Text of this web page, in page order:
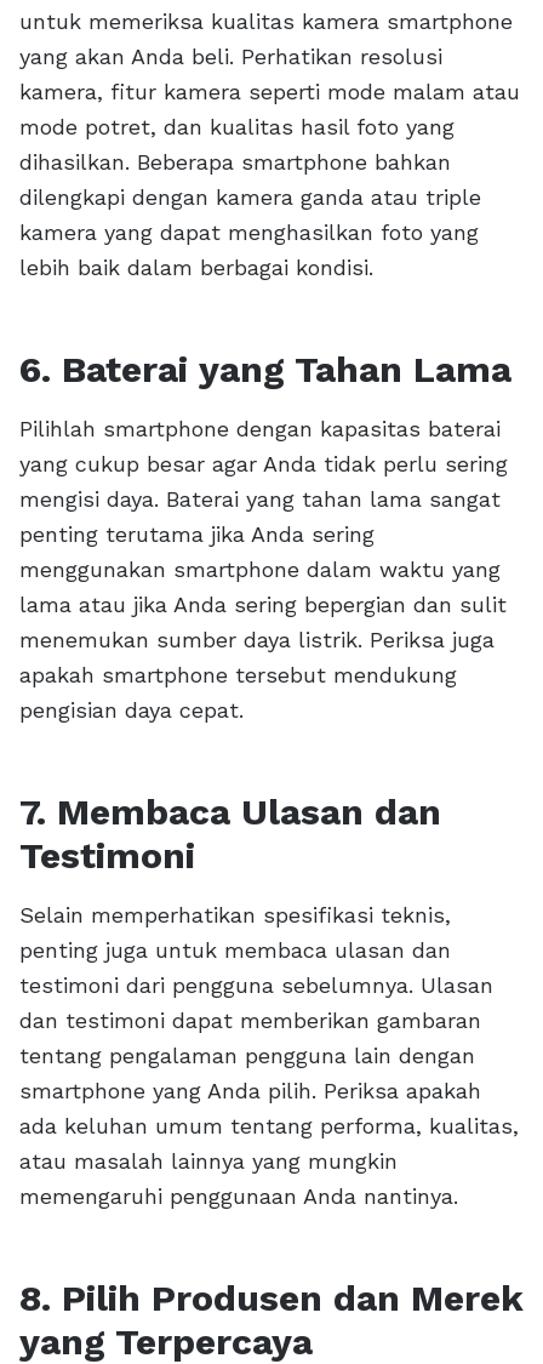
untuk memeriksa kualitas kamera smartphone
yang akan Anda beli. Perhatikan resolusi
kamera, fitur kamera seperti mode malam atau
mode potret, dan kualitas hasil foto yang
dihasilkan. Beberapa smartphone bahkan
dilengkapi dengan kamera ganda atau triple
kamera yang dapat menghasilkan foto yang
lebih baik dalam berbagai kondisi.
6. Baterai yang Tahan Lama
Pilihlah smartphone dengan kapasitas baterai
yang cukup besar agar Anda tidak perlu sering
mengisi daya. Baterai yang tahan lama sangat
penting terutama jika Anda sering
menggunakan smartphone dalam waktu yang
lama atau jika Anda sering bepergian dan sulit
menemukan sumber daya listrik. Periksa juga
apakah smartphone tersebut mendukung
pengisian daya cepat.
7. Membaca Ulasan dan
Testimoni
Selain memperhatikan spesifikasi teknis,
penting juga untuk membaca ulasan dan
testimoni dari pengguna sebelumnya. Ulasan
dan testimoni dapat memberikan gambaran
tentang pengalaman pengguna lain dengan
smartphone yang Anda pilih. Periksa apakah
ada keluhan umum tentang performa, kualitas,
atau masalah lainnya yang mungkin
memengaruhi penggunaan Anda nantinya.
8. Pilih Produsen dan Merek
yang Terpercaya